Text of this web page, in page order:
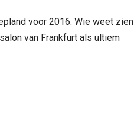
voor 2016. Wie weet zien
van Frankfurt als ultiem